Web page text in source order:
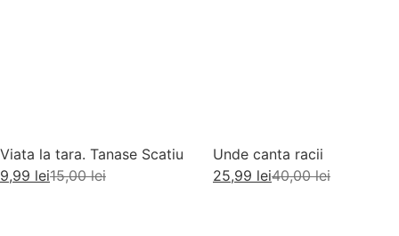
Viata la tara. Tanase Scatiu
15,00lei
9,99 lei
Unde canta racii
40,00lei
25,99 lei